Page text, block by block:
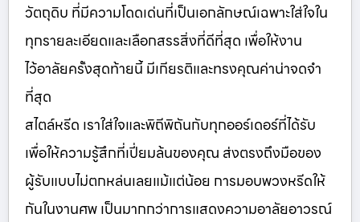
วัตถุดิบ ที่มีความโดดเด่นที่เป็นเอกลักษณ์เฉพาะใส่ใจใน
ทุกรายละเอียดและเลือกสรรสิ่งที่ดีที่สุด เพื่อให้งาน
ไว้อาลัยครั้งสุดท้ายนี้ มีเกียรติและทรงคุณค่าน่าจดจำ
ที่สุด
สไตล์หรีด เราใส่ใจและพิถีพิถันกับทุกออร์เดอร์ที่ได้รับ
เพื่อให้ความรู้สึกที่เปี่ยมล้นของคุณ ส่งตรงถึงมือของ
ผู้รับแบบไม่ตกหล่นเลยแม้แต่น้อย การมอบพวงหรีดให้
กันในงานศพ เป็นมากกว่าการแสดงความอาลัยอาวรณ์